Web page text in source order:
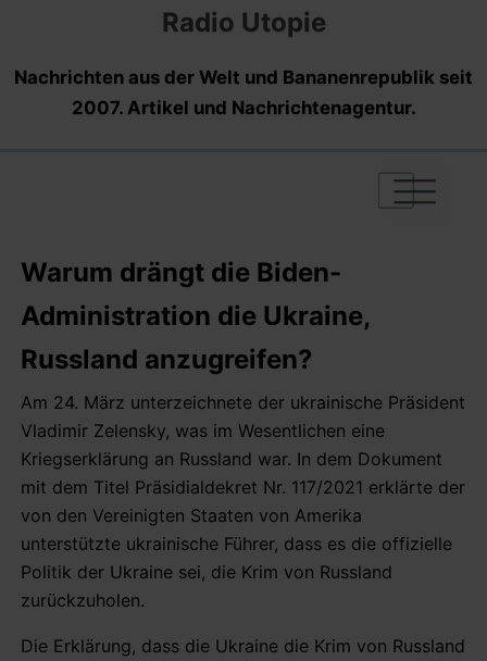
Radio Utopie
Nachrichten aus der Welt und Bananenrepublik seit
2007. Artikel und Nachrichtenagentur.
|
|
|
Warum drängt die Biden-
Administration die Ukraine,
Russland anzugreifen?
Am 24. März unterzeichnete der ukrainische Präsident
Vladimir Zelensky, was im Wesentlichen eine
Kriegserklärung an Russland war. In dem Dokument
mit dem Titel Präsidialdekret Nr. 117/2021 erklärte der
von den Vereinigten Staaten von Amerika
unterstützte ukrainische Führer, dass es die offizielle
Politik der Ukraine sei, die Krim von Russland
zurückzuholen.
Die Erklärung, dass die Ukraine die Krim von Russland